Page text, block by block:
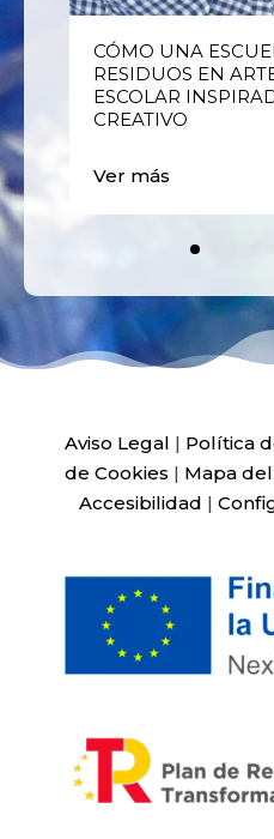
CÓMO UNA
RESIDUOS EN
ESCOLAR
CREATIVO
Ver más
Aviso Legal | Política
de Cookies | Mapa
Accesibilidad |